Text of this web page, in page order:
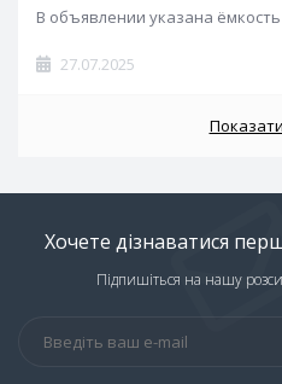
В объявлении указана ёмкость
27.07.2025
Хочете дізнаватися
Підпишіться на нашу